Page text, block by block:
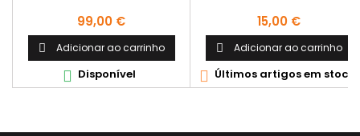
Preço
99,00 €
 Adicionar ao carrinho
 Disponível
Preço
15,00 €
 Adicionar ao carrinho
 Últimos artigos em stock